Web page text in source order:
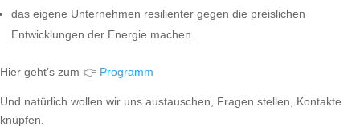
das eigene Unternehmen resilienter gegen die preislichen
Entwicklungen der Energie machen.
Hier geht’s zum 👉 Programm
Und natürlich wollen wir uns austauschen, Fragen stellen, Kontakte
knüpfen.